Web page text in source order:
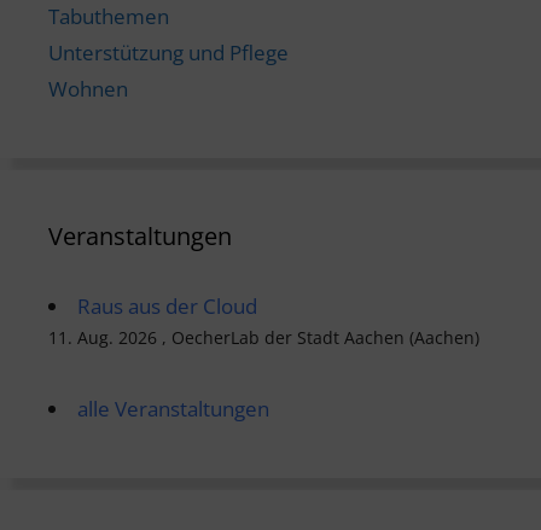
Tabuthemen
Unterstützung und Pflege
Wohnen
Veranstaltungen
Raus aus der Cloud
11. Aug. 2026 , OecherLab der Stadt Aachen (Aachen)
alle Veranstaltungen